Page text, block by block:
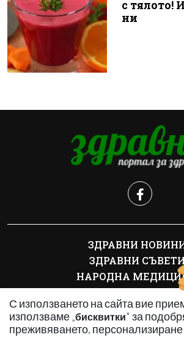
с тялото!
ни
С използването на сайта вие
използваме „бисквитки" за
преживяването, персонализиране
ЗДРАВНИ
ЗДРАВНИ
НАРОДНА
НАРОДНИ
ДИЕТИ
БИЛКИ